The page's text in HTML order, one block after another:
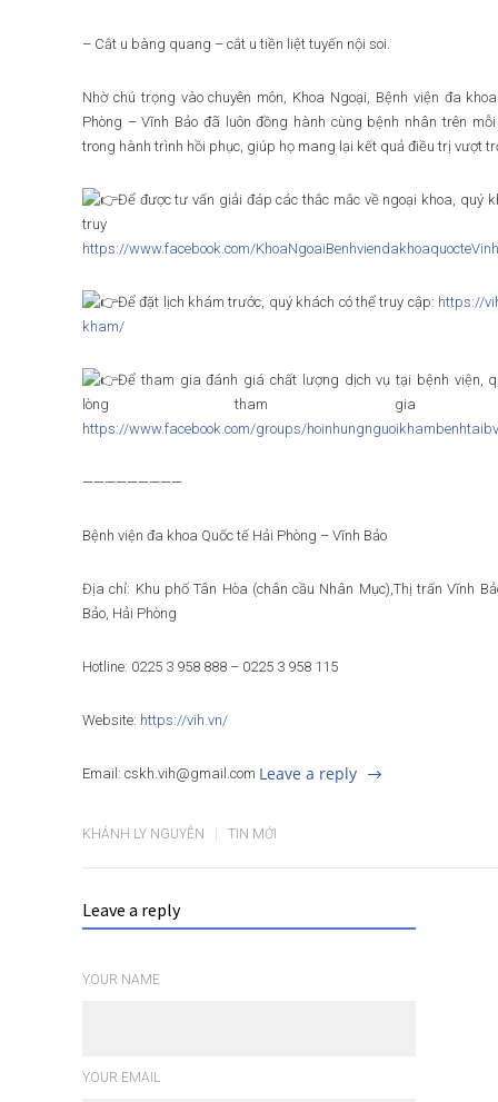
– Cắt u bàng quang – cắt u tiền liệt tuyến nội soi.
Nhờ chú trọng vào chuyên môn, Khoa Ngoại, Bệnh viện đa
Phòng – Vĩnh Bảo đã luôn đồng hành cùng bệnh nhân trên
trong hành trình hồi phục, giúp họ mang lại kết quả điều trị vượt
Để được tư vấn giải đáp các thắc mắc về ngoại khoa, quý
truy
https://www.facebook.com/
Để đặt lịch khám trước, quý khách có thể truy cập: https://
kham/
Để tham gia đánh giá chất lượng dịch vụ tại bệnh viện,
lòng tham gia
https://www.facebook.com/groups/
—————————
Bệnh viện đa khoa Quốc tế Hải Phòng – Vĩnh Bảo
Địa chỉ: Khu phố Tân Hòa (chân cầu Nhân Mục),Thị trấn Vĩnh
Bảo, Hải Phòng
Hotline: 0225 3 958 888 – 0225 3 958 115
Website: https://vih.vn/
Email: cskh.vih@gmail.com Leave a reply
KHÁNH LY NGUYỄN TIN MỚI
Leave a reply
YOUR NAME
YOUR EMAIL